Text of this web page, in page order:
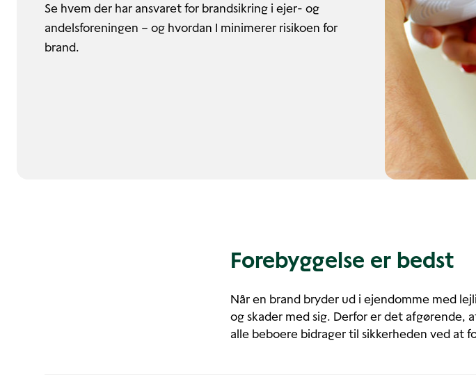
Se hvem der har ansvaret for brandsikring i ejer- og
andelsforeningen – og hvordan I minimerer risikoen for
brand.
Forebyggelse er bedst
Når en brand bryder ud i ejendomme med
og skader med sig. Derfor er det afgørende,
alle beboere bidrager til sikkerheden ved at